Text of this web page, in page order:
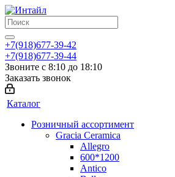
+7(918)677-39-42
+7(918)677-39-44
Звоните с 8:10 до 18:10
Заказать звонок
Каталог
Розничный ассортимент
Gracia Ceramica
Allegro
600*1200
Antico